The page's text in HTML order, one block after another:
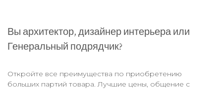
Вы архитектор, дизайнер интерьера или
Генеральный подрядчик?
Откройте все преимущества по приобретению
больших партий товара. Лучшие цены, общение с